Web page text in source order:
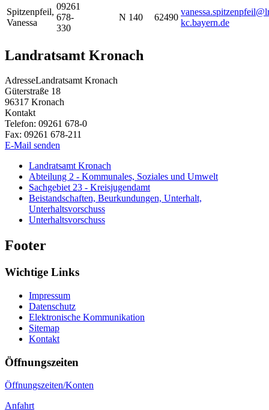
Spitzenpfeil,
Vanessa
09261
678-
330
N 140 62490
kc.bayern.de
Landratsamt Kronach
AdresseLandratsamt Kronach
Güterstraße 18
96317 Kronach
Kontakt
Telefon: 09261 678-0
Fax: 09261 678-211
E-Mail senden
Landratsamt Kronach
Abteilung 2 - Kommunales, Soziales und Umwelt
Sachgebiet 23 - Kreisjugendamt
Beistandschaften, Beurkundungen, Unterhalt,
Unterhaltsvorschuss
Unterhaltsvorschuss
Footer
Wichtige Links
Impressum
Datenschutz
Elektronische Kommunikation
Sitemap
Kontakt
Öffnungszeiten
Öffnungszeiten/Konten
Anfahrt